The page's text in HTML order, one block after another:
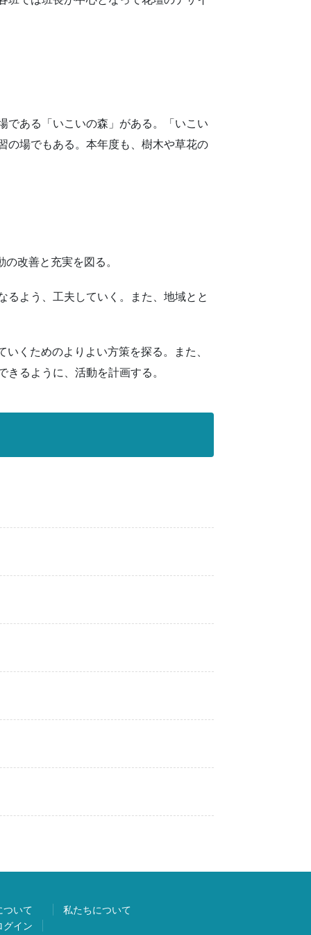
である「いこいの森」がある。「いこい
の場でもある。本年度も、樹木や草花の
改善と充実を図る。
るよう、工夫していく。また、地域とと
くためのよりよい方策を探る。また、
るように、活動を計画する。
ついて
私たちについて
グイン